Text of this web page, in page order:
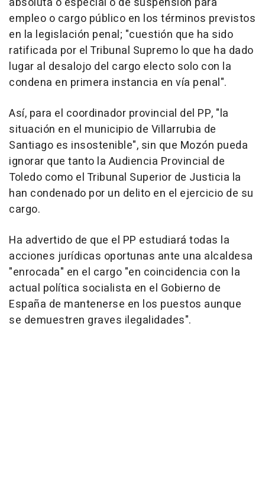
empleo o cargo público en los términos previstos
en la legislación penal; "cuestión que ha sido
ratificada por el Tribunal Supremo lo que ha dado
lugar al desalojo del cargo electo solo con la
condena en primera instancia en vía penal".
Así, para el coordinador provincial del PP, "la
situación en el municipio de Villarrubia de
Santiago es insostenible", sin que Mozón pueda
ignorar que tanto la Audiencia Provincial de
Toledo como el Tribunal Superior de Justicia la
han condenado por un delito en el ejercicio de su
cargo.
Ha advertido de que el PP estudiará todas la
acciones jurídicas oportunas ante una alcaldesa
"enrocada" en el cargo "en coincidencia con la
actual política socialista en el Gobierno de
España de mantenerse en los puestos aunque
se demuestren graves ilegalidades".